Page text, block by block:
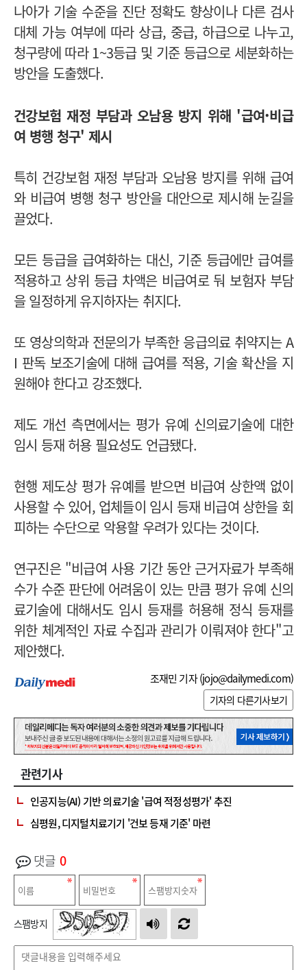
나아가 기술 수준을 진단 정확도 향상이나 다른 검사
대체 가능 여부에 따라 상급, 중급, 하급으로 나누고,
청구량에 따라 1~3등급 및 기준 등급으로 세분화하는
방안을 도출했다.
건강보험 재정 부담과 오남용 방지 위해 '급여·비급
여 병행 청구' 제시
특히 건강보험 재정 부담과 오남용 방지를 위해 급여
와 비급여 병행 청구 방안을 대안으로 제시해 눈길을
끌었다.
모든 등급을 급여화하는 대신, 기준 등급에만 급여를
적용하고 상위 등급 차액은 비급여로 둬 보험자 부담
을 일정하게 유지하자는 취지다.
또 영상의학과 전문의가 부족한 응급의료 취약지는 A
I 판독 보조기술에 대해 급여를 적용, 기술 확산을 지
원해야 한다고 강조했다.
제도 개선 측면에서는 평가 유예 신의료기술에 대한
임시 등재 허용 필요성도 언급됐다.
현행 제도상 평가 유예를 받으면 비급여 상한액 없이
사용할 수 있어, 업체들이 임시 등재 비급여 상한을 회
피하는 수단으로 악용할 우려가 있다는 것이다.
연구진은 "비급여 사용 기간 동안 근거자료가 부족해
수가 수준 판단에 어려움이 있는 만큼 평가 유예 신의
료기술에 대해서도 임시 등재를 허용해 정식 등재를
위한 체계적인 자료 수집과 관리가 이뤄져야 한다"고
제안했다.
조재민 기자 (jojo@dailymedi.com)
기자의 다른기사보기
관련기사
인공지능(AI) 기반 의료기술 '급여 적정성평가' 추진
심평원, 디지털치료기기 '건보 등재 기준' 마련
댓글 0
스팸방지